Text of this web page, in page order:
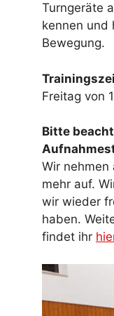
Turngeräte
kennen und
Bewegung.
Freitag von
Bitte
Wir nehmen
mehr auf.
wir wieder
haben.
findet ihr